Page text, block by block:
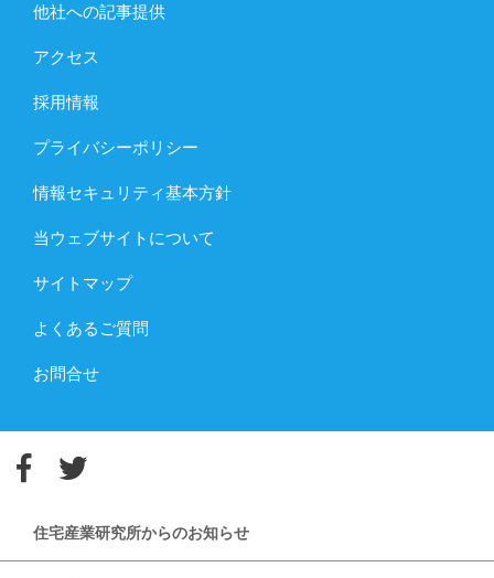
他社への記事提供
アクセス
採用情報
プライバシーポリシー
情報セキュリティ基本方針
当ウェブサイトについて
サイトマップ
よくあるご質問
お問合せ
住宅産業研究所からのお知らせ